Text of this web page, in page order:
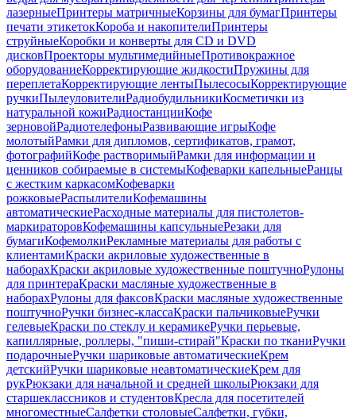
лазерныеПринтеры матричныеКорзины для бумагПринтеры
печати этикетокКороба и накопителиПринтеры
струйныеКоробки и конверты для CD и DVD
дисковПроекторы мультимедийныеПротивокражное
оборудованиеКорректирующие жидкостиПружины для
переплетаКорректирующие лентыПылесосыКорректирующие
ручкиПылеуловителиРадиобудильникиКосметички из
натуральной кожиРадиостанцииКофе
зерновойРадиотелефоныРазвивающие игрыКофе
молотыйРамки для дипломов, сертификатов, грамот,
фотографийКофе растворимыйРамки для информации и
ценников собираемые в системыКофеварки капельныеРанцы
с жестким каркасомКофеварки
рожковыеРаспылителиКофемашины
автоматическиеРасходные материалы для пистолетов-
маркираторовКофемашины капсульныеРезаки для
бумагиКофемолкиРекламные материалы для работы с
клиентамиКраски акриловые художественные в
наборахКраски акриловые художественные поштучноРулоны
для принтераКраски масляные художественные в
наборахРулоны для факсовКраски масляные художественные
поштучноРучки бизнес-классаКраски пальчиковыеРучки
гелевыеКраски по стеклу и керамикеРучки перьевые,
капиллярные, роллеры, "пиши-стирай"Краски по тканиРучки
подарочныеРучки шариковые автоматическиеКрем
детскийРучки шариковые неавтоматическиеКрем для
рукРюкзаки для начальной и средней школыРюкзаки для
старшеклассников и студентовКресла для посетителей
многоместныеСалфетки столовыеСалфетки, губки,